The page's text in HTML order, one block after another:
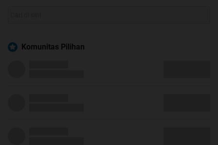
Komunitas Pilihan